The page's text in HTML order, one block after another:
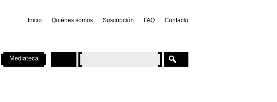
Inicio Quiénes somos Suscripción FAQ Contacto
Mediateca